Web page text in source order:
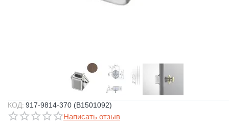
КОД: 917-9814-370 (B1501092)
Написать отзыв